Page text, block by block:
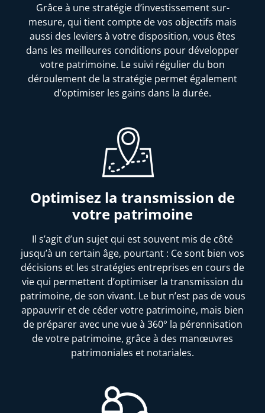
Grâce à une stratégie d’investissement sur-
mesure, qui tient compte de vos objectifs mais
aussi des leviers à votre disposition, vous êtes
dans les meilleures conditions pour développer
votre patrimoine. Le suivi régulier du bon
déroulement de la stratégie permet également
d’optimiser les gains dans la durée.
Optimisez la transmission de
votre patrimoine
Il s’agit d’un sujet qui est souvent mis de côté
jusqu’à un certain âge, pourtant : Ce sont bien vos
décisions et les stratégies entreprises en cours de
vie qui permettent d’optimiser la transmission du
patrimoine, de son vivant. Le but n’est pas de vous
appauvrir et de céder votre patrimoine, mais bien
de préparer avec une vue à 360° la pérennisation
de votre patrimoine, grâce à des manœuvres
patrimoniales et notariales.